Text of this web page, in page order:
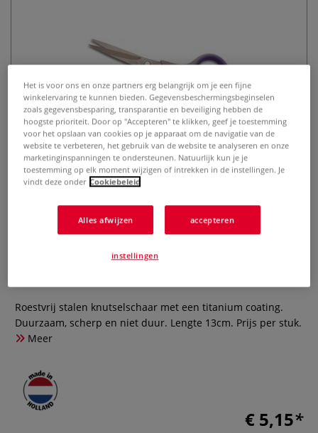
knutselschaar
Roestvrij stalen knutselschaar met een titanium coating.
Duurzaam, scherp en niet duur. Lengte 13cm. Prijs per stuk.
Meer
€ 5,15
Het is voor ons en onze partners erg belangrijk om je een fijne
winkelervaring te kunnen bieden. Gegevensbeschermingsbeginselen
zoals gegevensbesparing, transparantie en beveiliging hebben de
hoogste prioriteit. Door op "Accepteren" te klikken, geef je toestemming
voor het opslaan van cookies op je apparaat om de navigatie van de
website te verbeteren, het gebruik van de website te analyseren en onze
marketinginspanningen te ondersteunen. Natuurlijk kun je je
toestemming op elk moment wijzigen of intrekken in de instellingen. Je
vindt deze onder Cookiebeleid
Alles afwijzen accepteren
instellingen